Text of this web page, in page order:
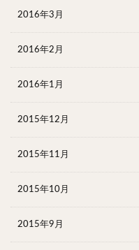
2016年3月
2016年2月
2016年1月
2015年12月
2015年11月
2015年10月
2015年9月